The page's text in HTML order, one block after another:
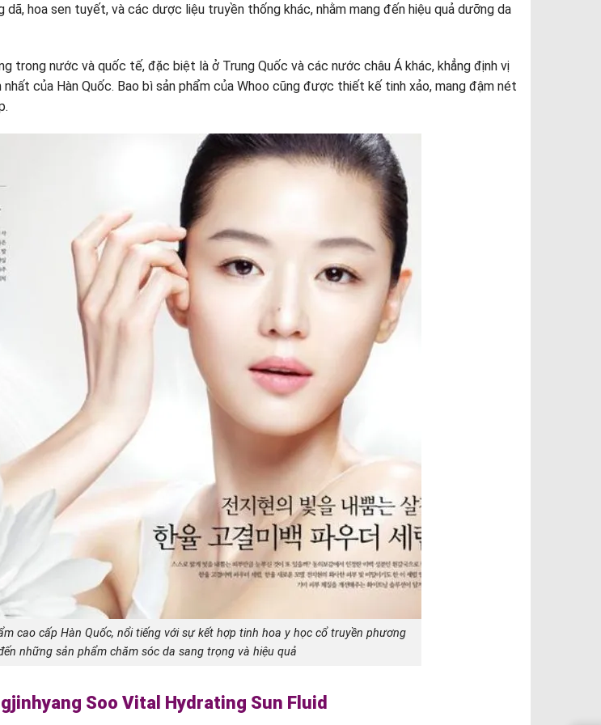
hoa sen tuyết, và các dược liệu truyền thống khác, nhằm mang đến hiệu quả dưỡng da
trong nước và quốc tế, đặc biệt là ở Trung Quốc và các nước châu Á khác, khẳng định vị
của Hàn Quốc. Bao bì sản phẩm của Whoo cũng được thiết kế tinh xảo, mang đậm nét
cao cấp Hàn Quốc, nổi tiếng với sự kết hợp tinh hoa y học cổ truyền phương
những sản phẩm chăm sóc da sang trọng và hiệu quả
Soo Vital Hydrating Sun Fluid